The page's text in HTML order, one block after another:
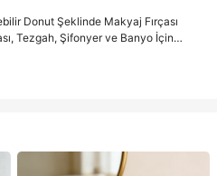
Donut Şeklinde Makyaj Fırçası
Tezgah, Şifonyer ve Banyo İçin
Kalemler ve Güzellik Ürünleri İçin
Kutusu, Yatak Odası Dekorasyonu,